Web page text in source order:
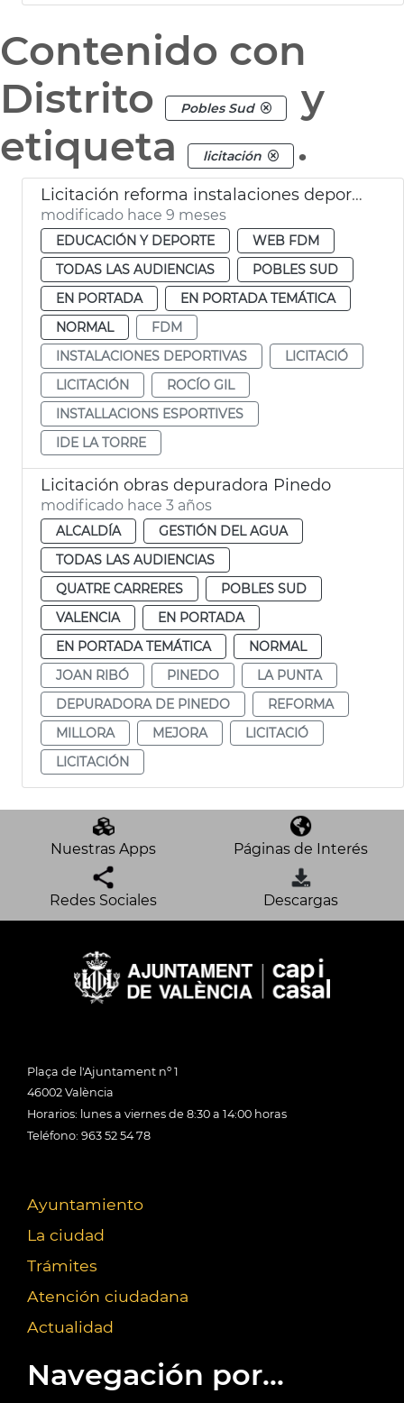
Contenido con
Distrito
Pobles Sud
y
etiqueta
licitación .
Licitación reforma instalaciones deportivas municipales La Torre
modificado hace 9 meses
EDUCACIÓN Y DEPORTE
WEB FDM
TODAS LAS AUDIENCIAS
POBLES SUD
EN PORTADA
EN PORTADA TEMÁTICA
NORMAL
FDM
INSTALACIONES DEPORTIVAS
LICITACIÓ
LICITACIÓN
ROCÍO GIL
INSTALLACIONS ESPORTIVES
IDE LA TORRE
Licitación obras depuradora Pinedo
modificado hace 3 años
ALCALDÍA
GESTIÓN DEL AGUA
TODAS LAS AUDIENCIAS
QUATRE CARRERES
POBLES SUD
VALENCIA
EN PORTADA
EN PORTADA TEMÁTICA
NORMAL
JOAN RIBÓ
PINEDO
LA PUNTA
DEPURADORA DE PINEDO
REFORMA
MILLORA
MEJORA
LICITACIÓ
LICITACIÓN
Nuestras Apps Páginas de Interés
Redes Sociales Descargas
Plaça de l'Ajuntament nº 1
46002 València
Horarios: lunes a viernes de 8:30 a 14:00 horas
Teléfono: 963 52 54 78
Ayuntamiento
La ciudad
Trámites
Atención ciudadana
Actualidad
Navegación por...